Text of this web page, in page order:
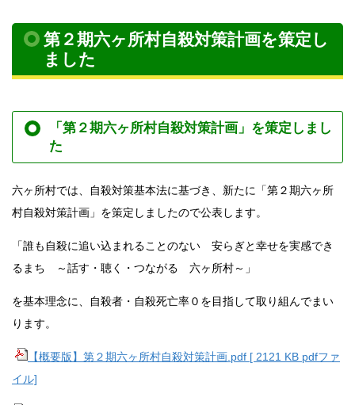
第２期六ヶ所村自殺対策計画を策定し
ました
「第２期六ヶ所村自殺対策計画」を策定しまし
た
六ヶ所村では、自殺対策基本法に基づき、新たに「第２期六ヶ所
村自殺対策計画」を策定しましたので公表します。
「誰も自殺に追い込まれることのない 安らぎと幸せを実感でき
るまち ～話す・聴く・つながる 六ヶ所村～」
を基本理念に、自殺者・自殺死亡率０を目指して取り組んでまい
ります。
【概要版】第２期六ヶ所村自殺対策計画.pdf [ 2121 KB pdfファ
イル]